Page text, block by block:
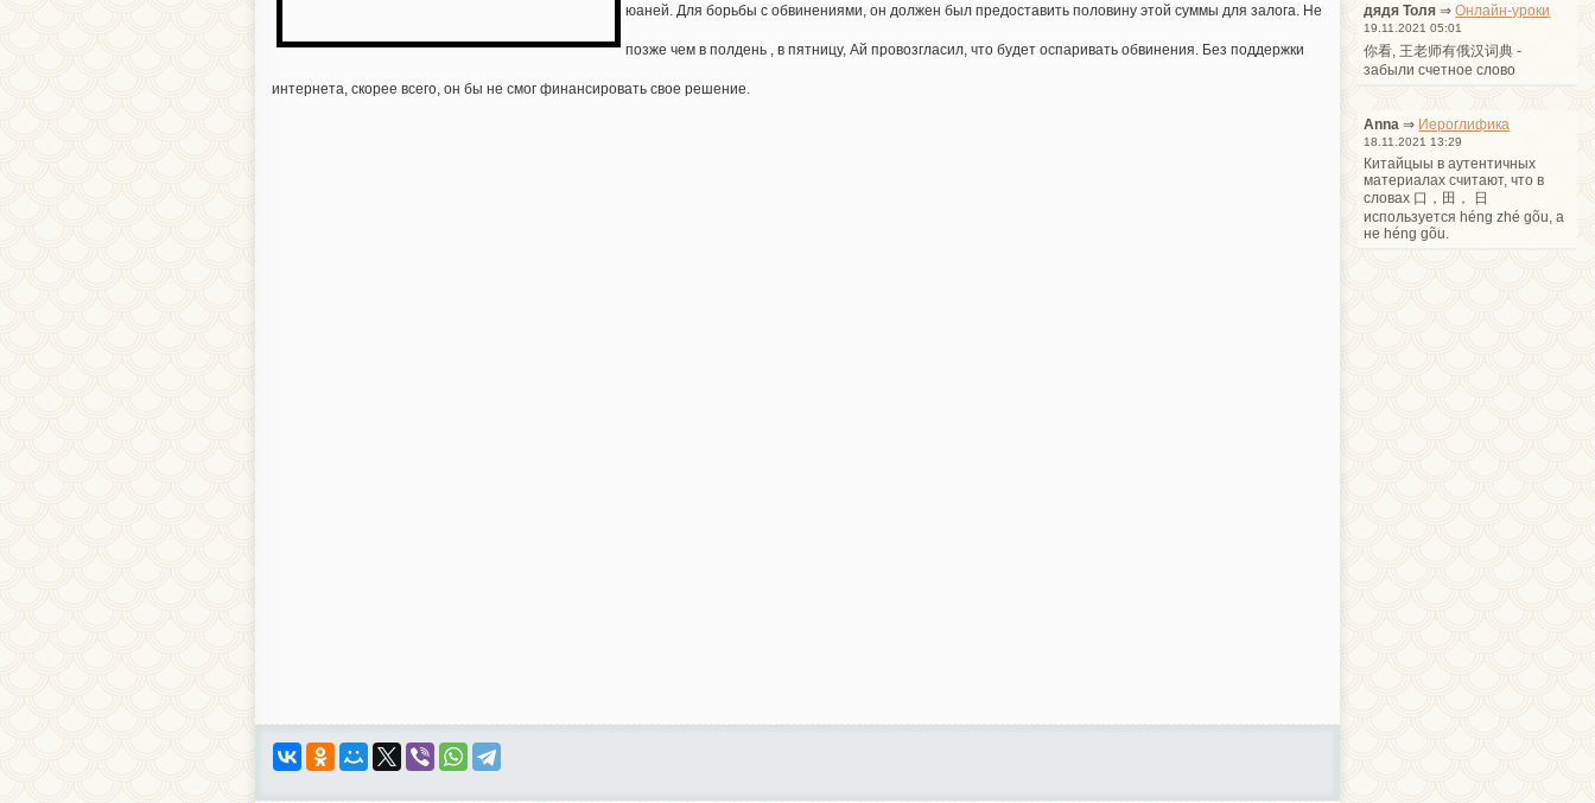
юаней. Для борьбы с обвинениями, он должен был предоставить половину этой суммы для залога. Не
позже чем в полдень , в пятницу, Ай провозгласил, что будет оспаривать обвинения. Без поддержки
интернета, скорее всего, он бы не смог финансировать свое решение.
дядя Толя ⇒Онлайн-уроки
19.11.2021 05:01
你看, 王老师有俄汉词典 -
забыли счетное слово
Anna ⇒ Иероглифика
18.11.2021 13:29
Китайцыы в аутентичных
материалах считают, что в
словах 口，田， 日
используется héng zhé gõu, а
не héng gõu.